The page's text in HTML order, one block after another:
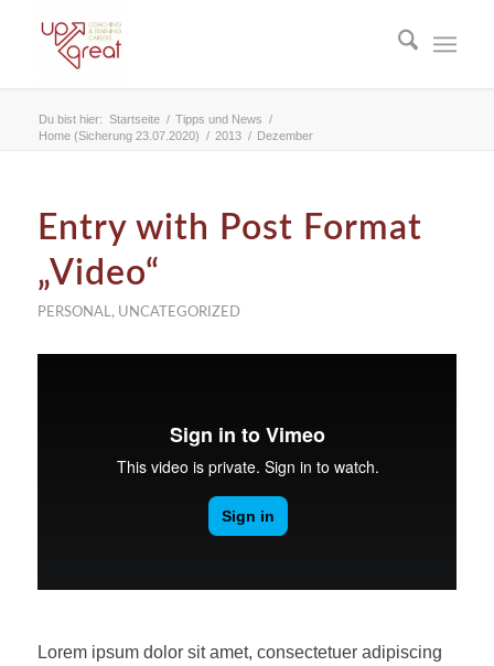
Du bist hier: Startseite / Tipps und News /
Home (Sicherung 23.07.2020) / 2013 / Dezember
Entry with Post Format
„Video“
PERSONAL , UNCATEGORIZED
Lorem ipsum dolor sit amet, consectetuer adipiscing